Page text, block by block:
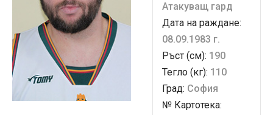
Атакуващ гард
Дата на раждане:
08.09.1983 г.
Ръст (см): 190
Тегло (кг): 110
Град: София
№ Картотека: